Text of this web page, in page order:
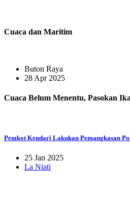
Cuaca dan Maritim
Buton Raya
28 Apr 2025
Cuaca Belum Menentu, Pasokan
Pemkot Kendari Lakukan Pemangkasan
25 Jan 2025
La Niati